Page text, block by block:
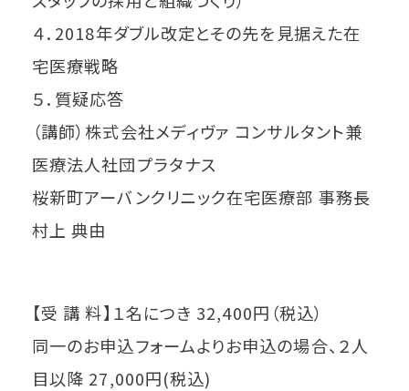
４．2018年ダブル改定とその先を見据えた在
宅医療戦略
５．質疑応答
（講師）株式会社メディヴァ コンサルタント兼
医療法人社団プラタナス
桜新町アーバンクリニック在宅医療部 事務長
村上 典由
【受 講 料】１名につき 32,400円（税込）
同一のお申込フォームよりお申込の場合、２人
目以降 27,000円(税込)